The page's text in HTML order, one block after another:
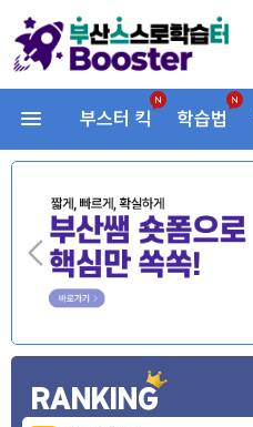
부스터 킥 학습법
RANKING